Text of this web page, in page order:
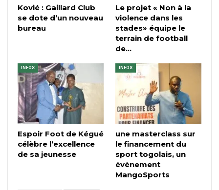
Kovié : Gaillard Club
se dote d’un nouveau
bureau
Le projet « Non à la
violence dans les
stades» équipe le
terrain de football
de…
INFOS
Espoir Foot de Kégué
célèbre l’excellence
de sa jeunesse
INFOS
une masterclass sur
le financement du
sport togolais, un
évènement
MangoSports